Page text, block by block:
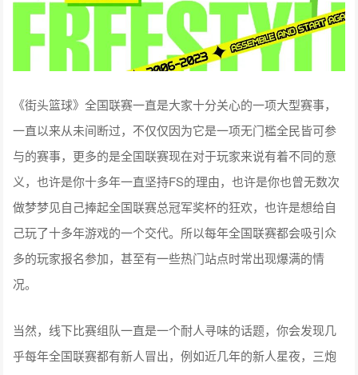
《街头篮球》全国联赛一直是大家十分关心的一项大型赛事，
一直以来从未间断过，不仅仅因为它是一项无门槛全民皆可参
与的赛事，更多的是全国联赛现在对于玩家来说有着不同的意
义，也许是你十多年一直坚持FS的理由，也许是你也曾无数次
做梦梦见自己捧起全国联赛总冠军奖杯的狂欢，也许是想给自
己玩了十多年游戏的一个交代。所以每年全国联赛都会吸引众
多的玩家报名参加，甚至有一些热门站点时常出现爆满的情
况。
当然，线下比赛组队一直是一个耐人寻味的话题，你会发现几
乎每年全国联赛都有新人冒出，例如近几年的新人星夜，三炮